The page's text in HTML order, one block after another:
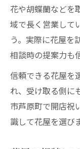
花や胡蝶蘭などを
域で長く営業して
う。実際に花屋を
相談時の提案力も
信頼できる花屋を
れ、受け取る側に
市芦原町で開店祝
識して花屋を選び